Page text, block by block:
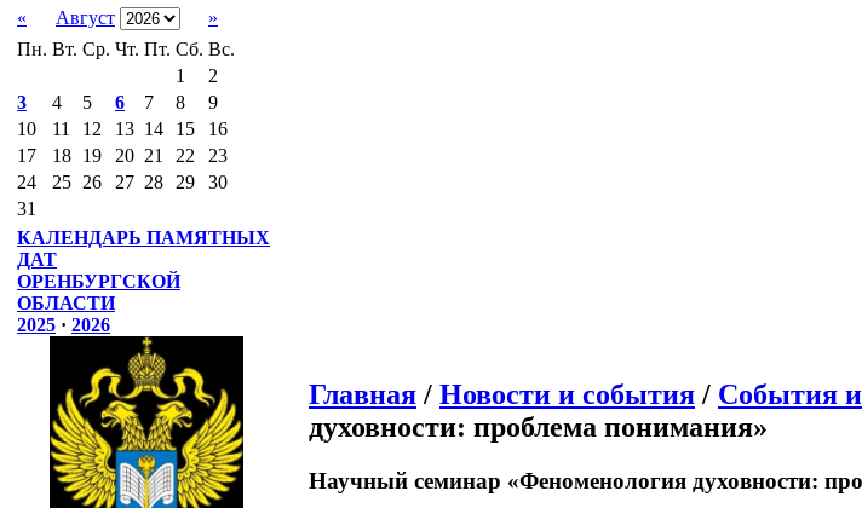
«
Август
»
Пн. Вт. Ср. Чт. Пт. Сб. Вс.
1
2
3
4 5 6 7 8
9
10
11 12 13 14 15
16
17
18 19 20 21 22
23
24
25 26 27 28 29
30
31
КАЛЕНДАРЬ ПАМЯТНЫХ
ДАТ
ОРЕНБУРГСКОЙ
ОБЛАСТИ
2025 · 2026
Главная / Новости и события / События
духовности: проблема понимания»
Научный семинар «Феноменология духовности: